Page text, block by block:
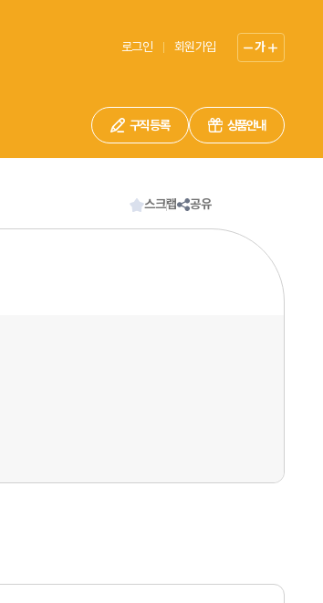
로그인 회원가입 가
구직 등록 상품안내
스크랩 공유